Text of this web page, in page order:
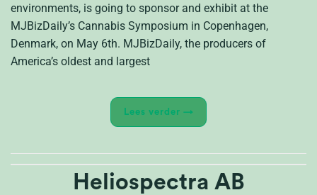
environments, is going to sponsor and exhibit at the
MJBizDaily’s Cannabis Symposium in Copenhagen,
Denmark, on May 6th. MJBizDaily, the producers of
America’s oldest and largest
Lees verder →
Heliospectra AB